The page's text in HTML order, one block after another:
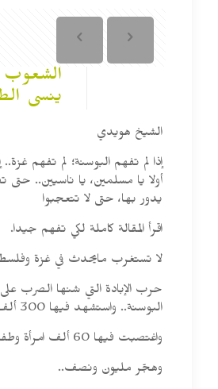
الشعوب
ينسى
الشيخ هويدي
إذا لم تفهم البوسنة؛ لم تفهم غزة..
أولا يا مسلمين، يا ناسيين.. حتى
يدور بها، حتى لا تتعجبوا
اقرأ المقالة كاملة لكي تفهم جيدا.
لا تستغرب مايحدث في غزة
حرب الإبادة التي شنها الصرب
البوسنة.. واستشهد فيها 300 ألف مسلم..
واغتصبت فيها 60 ألف امرأة وطفلة..
وهجّر مليون ونصف..